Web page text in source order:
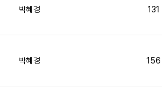
박혜경 131
박혜경 156